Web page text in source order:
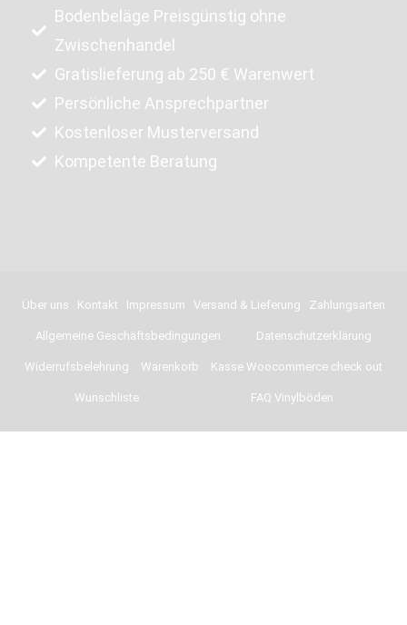
Bodenbeläge Preisgünstig ohne
Zwischenhandel
Gratislieferung ab 250 € Warenwert
Persönliche Ansprechpartner
Kostenloser Musterversand
Kompetente Beratung
Über uns Kontakt Impressum Versand & Lieferung Zahlungsarten
Allgemeine Geschäftsbedingungen Datenschutzerklärung
Widerrufsbelehrung Warenkorb Kasse Woocommerce check out
Wunschliste FAQ Vinylböden